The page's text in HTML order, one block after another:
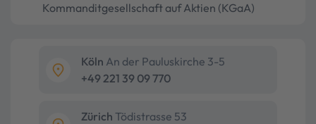
Kommanditgesellschaft auf Aktien (KGaA)
Köln An der Pauluskirche 3-5
+49 221 39 09 770
Zürich Tödistrasse 53